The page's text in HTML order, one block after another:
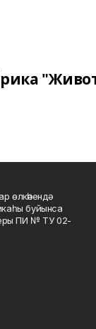
өлкәһендә
буйынса
ПИ № ТУ 02-